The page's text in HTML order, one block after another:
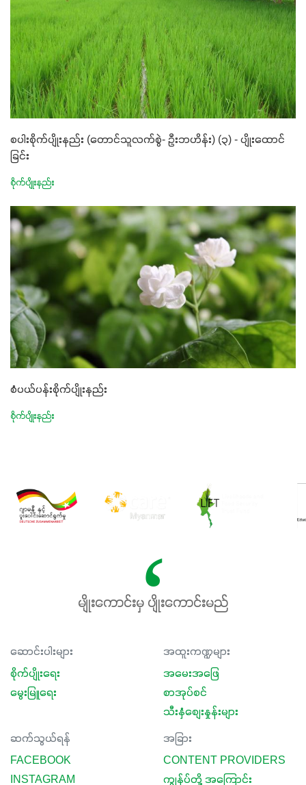
စပါးစိုက်ပျိုးနည်း (တောင်သူလက်စွဲ- ဦးဘဟိန်း) (၃) - ပျိုးထောင်
ခြင်း
စိုက်ပျိုးနည်း
စံပယ်ပန်းစိုက်ပျိုးနည်း
စိုက်ပျိုးနည်း
မျိုးကောင်းမှ ပျိုးကောင်းမည်
ဆောင်းပါးများ
စိုက်ပျိုးရေး
မွေးမြူရေး
အထူးကဏ္ဍများ
အမေးအဖြေ
စာအုပ်စင်
သီးနှံစျေးနှုန်းများ
ဆက်သွယ်ရန်
FACEBOOK
INSTAGRAM
အခြား
CONTENT PROVIDERS
ကျွန်ုပ်တို့ အကြောင်း